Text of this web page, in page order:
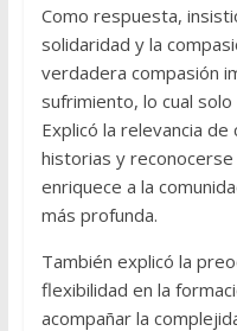
Como respuesta,
solidaridad y la
verdadera compasión
sufrimiento, lo cual
Explicó la relevancia
historias y
enriquece a la
más profunda.
También explicó la
flexibilidad en la
acompañar la